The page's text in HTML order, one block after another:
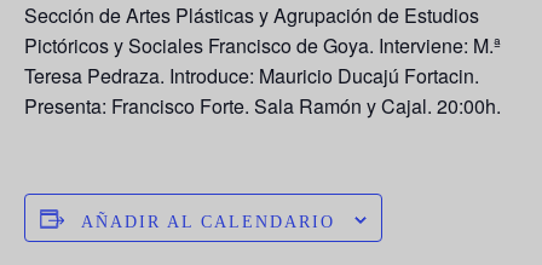
Sección de Artes Plásticas y Agrupación de Estudios
Pictóricos y Sociales Francisco de Goya. Interviene: M.ª
Teresa Pedraza. Introduce: Mauricio Ducajú Fortacin.
Presenta: Francisco Forte. Sala Ramón y Cajal. 20:00h.
AÑADIR AL CALENDARIO